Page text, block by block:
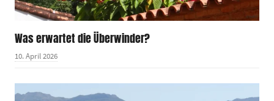
Was erwartet die Überwinder?
10. April 2026